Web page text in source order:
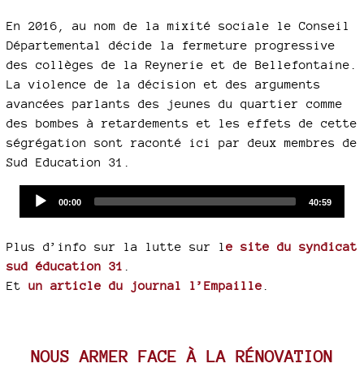
En 2016, au nom de la mixité sociale le Conseil
Départemental décide la fermeture progressive
des collèges de la Reynerie et de Bellefontaine.
La violence de la décision et des arguments
avancées parlants des jeunes du quartier comme
des bombes à retardements et les effets de cette
ségrégation sont raconté ici par deux membres de
Sud Education 31.
Current
00:00
Total
40:59
Plus d’info sur la lutte sur l e site du syndicat
sud éducation 31
Et un article du journal l’Empaille
NOUS ARMER FACE À LA RÉNOVATION